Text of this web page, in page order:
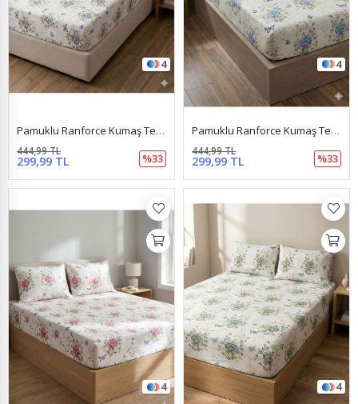
4
Pamuklu Ranforce Kumaş Tek Kişilik Lastikli Çarşaf Takımı (100X200 & 120X200) Kelebek Gri
299,99 TL
444,99 TL
%33
4
Pamuklu Ranforce Kumaş Tek Kişilik Lastikli Çarşaf Takımı (100X200 & 120X200) Kelebek Mavi
299,99 TL
444,99 TL
%33
4 4